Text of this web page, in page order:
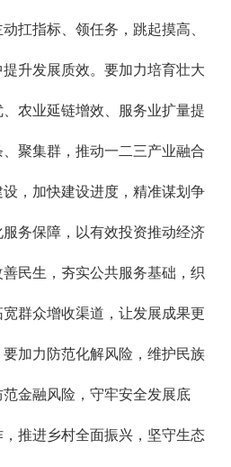
扛指标、领任务，跳起摸高、
升发展质效。要加力培育壮大
农业延链增效、服务业扩量提
聚集群，推动一二三产业融合
，加快建设进度，精准谋划争
务保障，以有效投资推动经济
民生，夯实公共服务基础，织
群众增收渠道，让发展成果更
加力防范化解风险，维护民族
金融风险，守牢安全发展底
推进乡村全面振兴，坚守生态